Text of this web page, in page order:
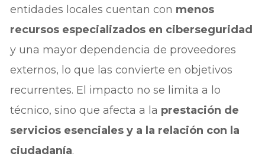
entidades locales cuentan con menos
recursos especializados en ciberseguridad
y una mayor dependencia de proveedores
externos, lo que las convierte en objetivos
recurrentes. El impacto no se limita a lo
técnico, sino que afecta a la prestación de
servicios esenciales y a la relación con la
ciudadanía.